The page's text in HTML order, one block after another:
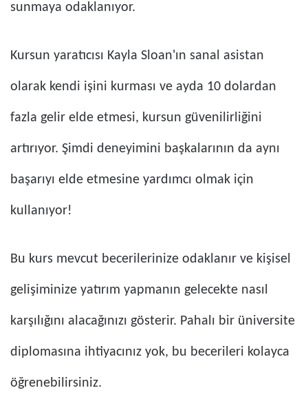
sunmaya odaklanıyor.
Kursun yaratıcısı Kayla Sloan'ın sanal asistan
olarak kendi işini kurması ve ayda 10 dolardan
fazla gelir elde etmesi, kursun güvenilirliğini
artırıyor. Şimdi deneyimini başkalarının da aynı
başarıyı elde etmesine yardımcı olmak için
kullanıyor!
Bu kurs mevcut becerilerinize odaklanır ve kişisel
gelişiminize yatırım yapmanın gelecekte nasıl
karşılığını alacağınızı gösterir. Pahalı bir üniversite
diplomasına ihtiyacınız yok, bu becerileri kolayca
öğrenebilirsiniz.